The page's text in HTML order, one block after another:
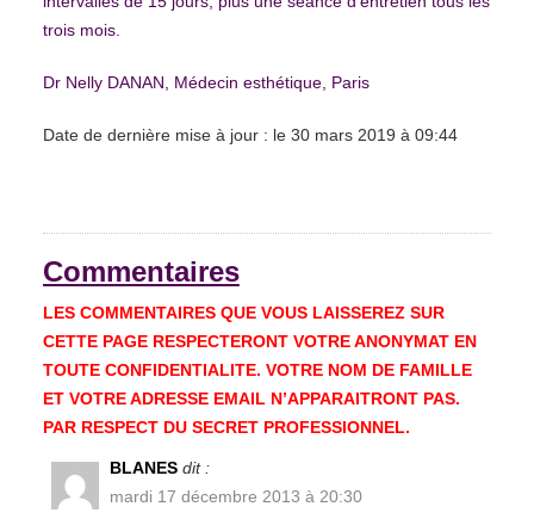
trois mois.
Dr Nelly DANAN, Médecin esthétique, Paris
Date de dernière mise à jour : le 30 mars 2019 à 09:44
Commentaires
LES COMMENTAIRES QUE VOUS LAISSEREZ SUR
CETTE PAGE RESPECTERONT VOTRE ANONYMAT EN
TOUTE CONFIDENTIALITE. VOTRE NOM DE FAMILLE
ET VOTRE ADRESSE EMAIL N’APPARAITRONT PAS.
PAR RESPECT DU SECRET PROFESSIONNEL.
BLANES dit :
mardi 17 décembre 2013 à 20:30